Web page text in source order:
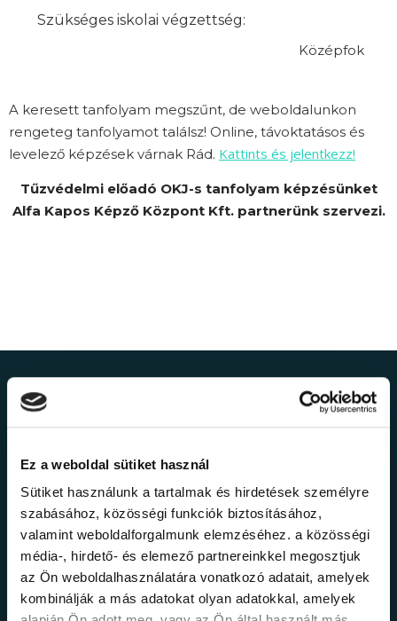
Ez a weboldal sütiket használ
Sütiket használunk a tartalmak és hirdetések személyre
szabásához, közösségi funkciók biztosításához,
valamint weboldalforgalmunk elemzéséhez. a közösségi
média-, hirdető- és elemező partnereinkkel megosztjuk
az Ön weboldalhasználatára vonatkozó adatait, amelyek
kombinálják a más adatokat olyan adatokkal, amelyek
Szükséges iskolai végzettség:
Középfok
A keresett tanfolyam megszűnt, de weboldalunkon
rengeteg tanfolyamot találsz! Online, távoktatásos és
levelező képzések várnak Rád. Kattints és jelentkezz!
Tűzvédelmi előadó OKJ-s tanfolyam képzésünket
Alfa Kapos Képző Központ Kft. partnerünk szervezi.
Ne maradj le a
legfrissebb
információkról!
Értesülj elsőként legújabb tanfolyamainkról,
legfrissebb híreinkről és időszakos
promócióinkról.